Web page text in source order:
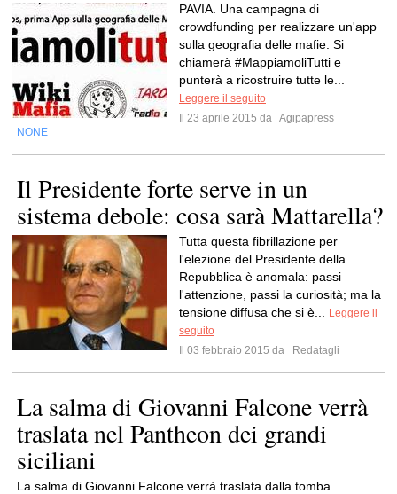
PAVIA. Una campagna di
crowdfunding per realizzare un'app
sulla geografia delle mafie. Si
chiamerà #MappiamoliTutti e
punterà a ricostruire tutte le...
Leggere il seguito
Il 23 aprile 2015 da Agipapress
NONE
Il Presidente forte serve in un
sistema debole: cosa sarà Mattarella?
Tutta questa fibrillazione per
l'elezione del Presidente della
Repubblica è anomala: passi
l'attenzione, passi la curiosità; ma la
tensione diffusa che si è...
Leggere il
seguito
Il 03 febbraio 2015 da
Redatagli
La salma di Giovanni Falcone verrà
traslata nel Pantheon dei grandi
siciliani
La salma di Giovanni Falcone verrà traslata dalla tomba